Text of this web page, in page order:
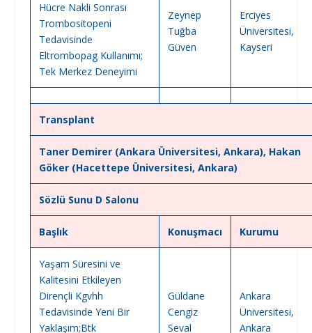
Hücre Nakli Sonrası
Trombositopeni
Tedavisinde
Eltrombopag Kullanımı;
Tek Merkez Deneyimi
Zeynep
Tuğba
Güven
Erciyes
Üniversitesi,
Kayseri
Transplant
Taner Demirer (Ankara Üniversitesi, Ankara), Hakan
Göker (Hacettepe Üniversitesi, Ankara)
Sözlü Sunu D Salonu
Başlık Konuşmacı Kurumu
Yaşam Süresini ve
Kalitesini Etkileyen
Dirençli Kgvhh
Tedavisinde Yeni Bir
Yaklaşım;Btk
Güldane
Cengiz
Seval
Ankara
Üniversitesi,
Ankara